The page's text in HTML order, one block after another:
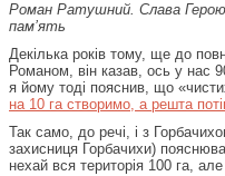
Роман Ратушний. Слава
пам’ять
Декілька років тому, ще до
Романом, він казав, ось у нас
я йому тоді пояснив, що
на 10 га створимо, а решта
Так само, до речі, і з
захисниця Горбачихи)
нехай вся територія 100 га,